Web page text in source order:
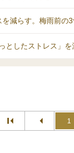
減らす。梅雨前の3
としたストレス」
1